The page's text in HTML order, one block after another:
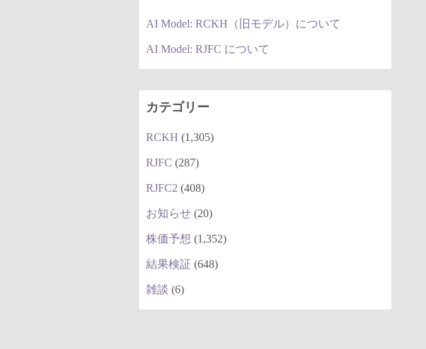
AI Model: RCKH（旧モデル）について
AI Model: RJFC について
カテゴリー
RCKH (1,305)
RJFC (287)
RJFC2 (408)
お知らせ (20)
株価予想 (1,352)
結果検証 (648)
雑談 (6)